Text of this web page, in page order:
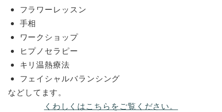
フラワーレッスン
手相
ワークショップ
ヒプノセラピー
キリ温熱療法
フェイシャルバランシング
などしてます。
くわしくはこちらをご覧ください。